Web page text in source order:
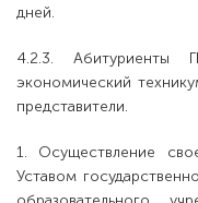
дней.
4.2.3. Абитуриенты
экономический
представители.
1. Осуществление
Уставом